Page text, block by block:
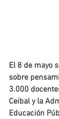
El 8 de mayo
sobre
3.000
Ceibal y la
Educación